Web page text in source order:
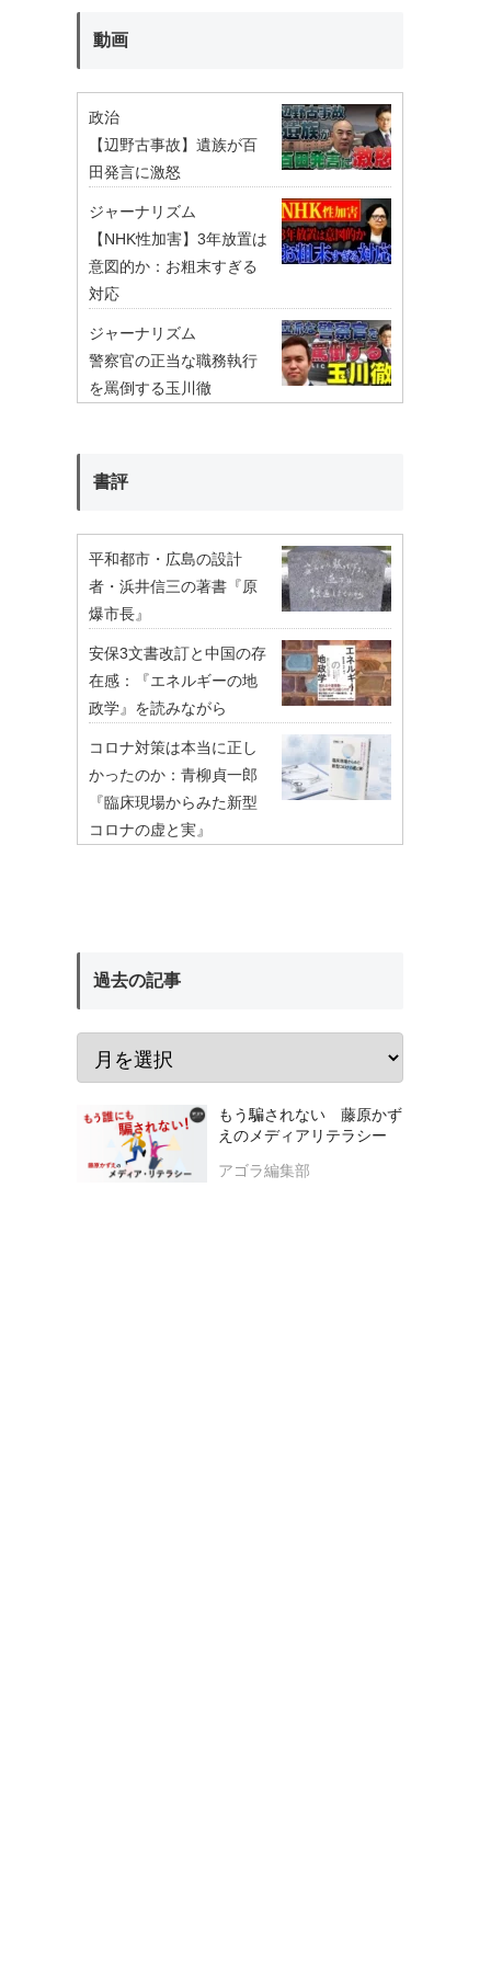
動画
政治
【辺野古事故】遺族が百
田発言に激怒
ジャーナリズム
【NHK性加害】3年放置は
意図的か：お粗末すぎる
対応
ジャーナリズム
警察官の正当な職務執行
を罵倒する玉川徹
書評
平和都市・広島の設計
者・浜井信三の著書『原
爆市長』
安保3文書改訂と中国の存
在感：『エネルギーの地
政学』を読みながら
コロナ対策は本当に正し
かったのか：青柳貞一郎
『臨床現場からみた新型
コロナの虚と実』
過去の記事
もう騙されない 藤原かず
えのメディアリテラシー
アゴラ編集部